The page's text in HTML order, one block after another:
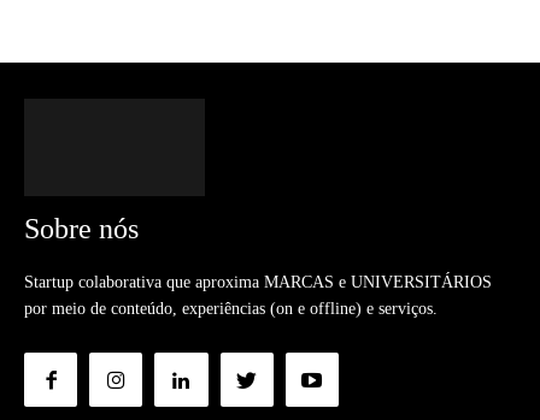
Sobre nós
Startup colaborativa que aproxima MARCAS e UNIVERSITÁRIOS
por meio de conteúdo, experiências (on e offline) e serviços.